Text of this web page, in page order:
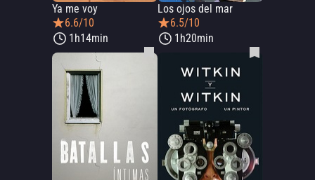
Ya me voy
6.6/10
1h14min
Los ojos del mar
6.5/10
1h20min